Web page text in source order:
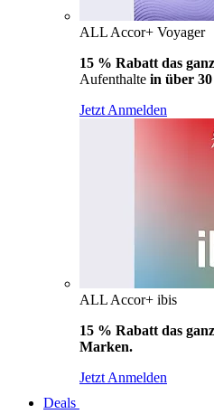
ALL Accor+ Voyager
15 % Rabatt das
Aufenthalte in über
Jetzt Anmelden
ALL Accor+ ibis
15 % Rabatt das
Marken.
Jetzt Anmelden
Deals